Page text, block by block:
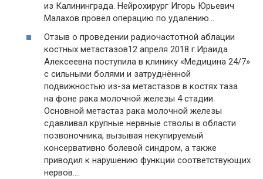
из Калининграда. Нейрохирург Игорь Юрьевич
Малахов провёл операцию по удалению…
Отзыв о проведении радиочастотной аблации
костных метастазов12 апреля 2018 г.Ираида
Алексеевна поступила в клинику «Медицина 24/7»
с сильными болями и затруднённой
подвижностью из-за метастазов в костях таза
на фоне рака молочной железы 4 стадии.
Основной метастаз рака молочной железы
сдавливал крупные нервные стволы в области
позвоночника, вызывая некупируемый
консервативно болевой синдром, а также
приводил к нарушению функции соответствующих
нервов….